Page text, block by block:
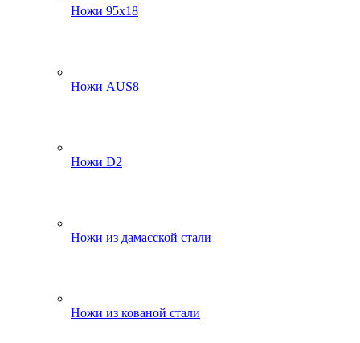
Ножи 95х18
Ножи AUS8
Ножи D2
Ножи из дамасской стали
Ножи из кованой стали